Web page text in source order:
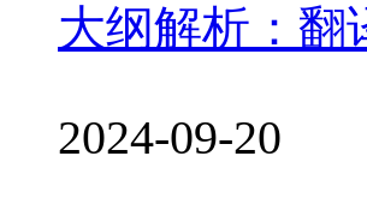
大纲解析：翻
2024-09-20